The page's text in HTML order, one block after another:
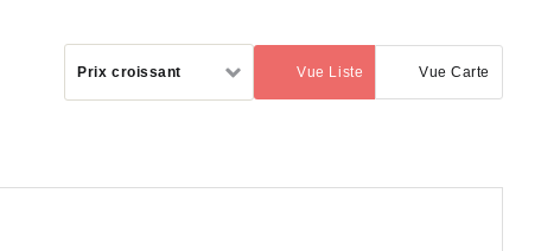
Prix croissant Vue Liste
(activé) Vue Carte